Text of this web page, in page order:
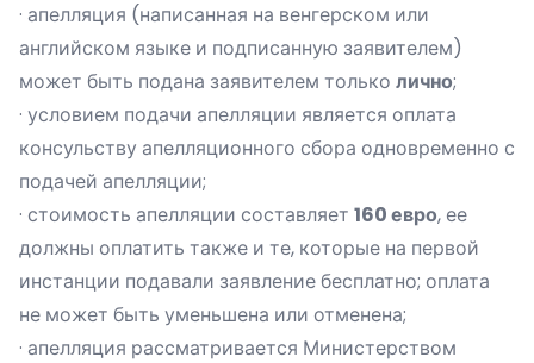
· апелляция (написанная на венгерском или
английском языке и подписанную заявителем)
может быть подана заявителем только лично;
· условием подачи апелляции является оплата
консульству апелляционного сбора одновременно с
подачей апелляции;
· стоимость апелляции составляет 160 евро, ее
должны оплатить также и те, которые на первой
инстанции подавали заявление бесплатно; оплата
не может быть уменьшена или отменена;
· апелляция рассматривается Министерством